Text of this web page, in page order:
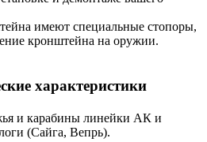
имеют специальные стопоры,
кронштейна на оружии.
характеристики
и карабины линейки АК и
(Сайга, Вепрь).